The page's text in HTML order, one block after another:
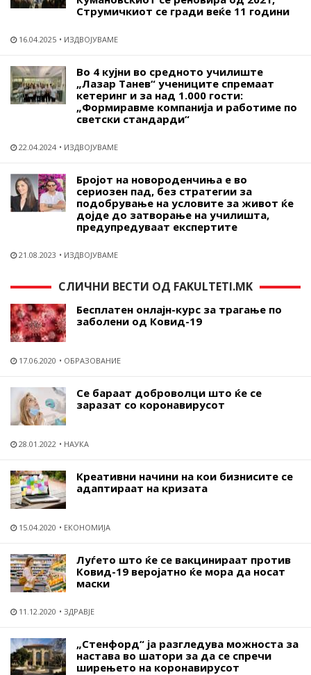
Струмичкиот се гради веќе 11 години
16.04.2025 ИЗДВОЈУВАМЕ
Во 4 кујни во средното училиште
„Лазар Танев“ учениците спремаат
кетеринг и за над 1.000 гости:
„Формиравме компанија и работиме по
светски стандарди“
22.04.2024 ИЗДВОЈУВАМЕ
Бројот на новороденчиња е во
сериозен пад, без стратегии за
подобрување на условите за живот ќе
дојде до затворање на училишта,
предупредуваат експертите
21.08.2023 ИЗДВОЈУВАМЕ
СЛИЧНИ ВЕСТИ ОД FAKULTETI.MK
Бесплатен онлајн-курс за трагање по
заболени од Ковид-19
17.06.2020 ОБРАЗОВАНИЕ
Се бараат доброволци што ќе се
заразат со коронавирусот
28.01.2022 НАУКА
Креативни начини на кои бизнисите се
адаптираат на кризата
15.04.2020 ЕКОНОМИЈА
Луѓето што ќе се вакцинираат против
Ковид-19 веројатно ќе мора да носат
маски
11.12.2020 ЗДРАВЈЕ
„Стенфорд“ ја разгледува можноста за
настава во шатори за да се спречи
ширењето на коронавирусот